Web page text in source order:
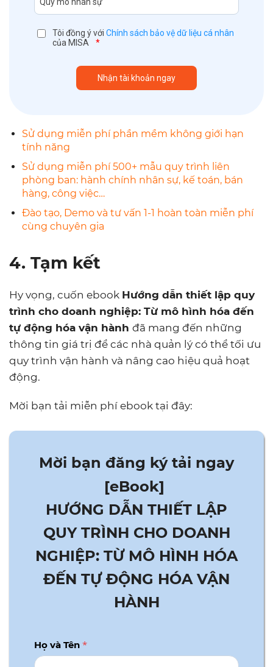
Tôi đồng ý với Chính sách bảo vệ dữ liệu cá nhân
của MISA
*
Sử dụng miễn phí phần mềm không giới hạn
tính năng
Sử dụng miễn phí 500+ mẫu quy trình liên
phòng ban: hành chính nhân sự, kế toán, bán
hàng, công việc…
Đào tạo, Demo và tư vấn 1-1 hoàn toàn miễn phí
cùng chuyên gia
4. Tạm kết
Hy vọng, cuốn ebook Hướng dẫn thiết lập quy
trình cho doanh nghiệp: Từ mô hình hóa đến
tự động hóa vận hành đã mang đến những
thông tin giá trị để các nhà quản lý có thể tối ưu
quy trình vận hành và nâng cao hiệu quả hoạt
động.
Mời bạn tải miễn phí ebook tại đây:
Mời bạn đăng ký tải ngay
[eBook]
HƯỚNG DẪN THIẾT LẬP
QUY TRÌNH CHO DOANH
NGHIỆP: TỪ MÔ HÌNH HÓA
ĐẾN TỰ ĐỘNG HÓA VẬN
HÀNH
Họ và Tên *